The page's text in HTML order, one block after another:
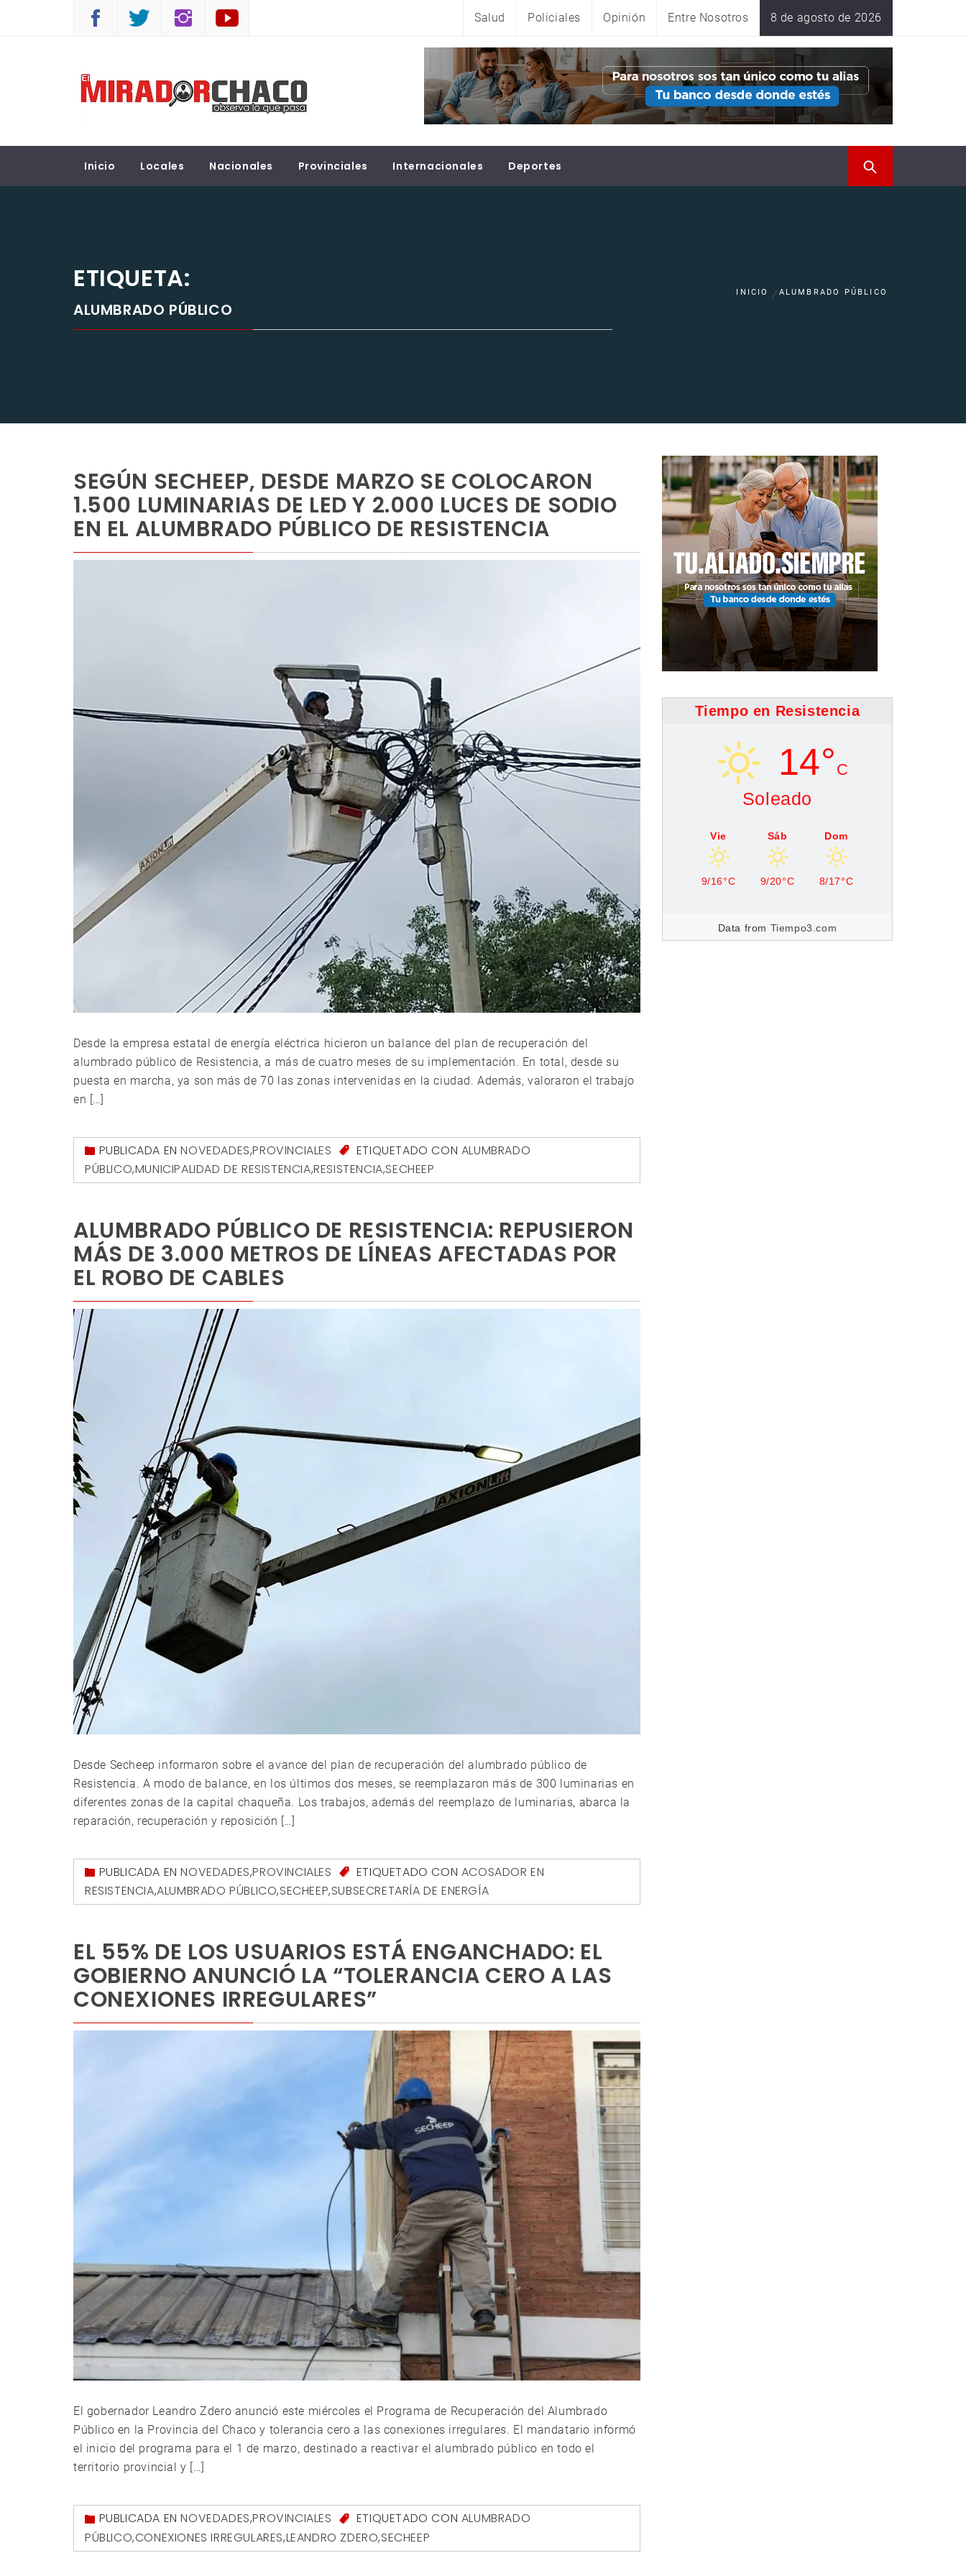
Salud Policiales Opinión Entre Nosotros 8 de agosto de 2026
EL MIRADOR CHACO
Inicio Locales Nacionales Provinciales Internacionales Deportes
ETIQUETA:
ALUMBRADO PÚBLICO
INICIO ALUMBRADO PÚBLICO
SEGÚN SECHEEP, DESDE MARZO SE COLOCARON
1.500 LUMINARIAS DE LED Y 2.000 LUCES DE SODIO
EN EL ALUMBRADO PÚBLICO DE RESISTENCIA
Desde la empresa estatal de energía eléctrica hicieron un balance del plan de recuperación del
alumbrado público de Resistencia, a más de cuatro meses de su implementación. En total, desde su
puesta en marcha, ya son más de 70 las zonas intervenidas en la ciudad. Además, valoraron el trabajo
en […]
PUBLICADA ENNOVEDADES,PROVINCIALES ETIQUETADO CON ALUMBRADO
PÚBLICO,MUNICIPALIDAD DE RESISTENCIA,RESISTENCIA,SECHEEP
ALUMBRADO PÚBLICO DE RESISTENCIA: REPUSIERON
MÁS DE 3.000 METROS DE LÍNEAS AFECTADAS POR
EL ROBO DE CABLES
Desde Secheep informaron sobre el avance del plan de recuperación del alumbrado público de
Resistencia. A modo de balance, en los últimos dos meses, se reemplazaron más de 300 luminarias en
diferentes zonas de la capital chaqueña. Los trabajos, además del reemplazo de luminarias, abarca la
reparación, recuperación y reposición […]
PUBLICADA ENNOVEDADES,PROVINCIALES ETIQUETADO CON ACOSADOR EN
RESISTENCIA,ALUMBRADO PÚBLICO,SECHEEP,SUBSECRETARÍA DE ENERGÍA
EL 55% DE LOS USUARIOS ESTÁ ENGANCHADO: EL
GOBIERNO ANUNCIÓ LA “TOLERANCIA CERO A LAS
CONEXIONES IRREGULARES”
El gobernador Leandro Zdero anunció este miércoles el Programa de Recuperación del Alumbrado
Público en la Provincia del Chaco y tolerancia cero a las conexiones irregulares. El mandatario informó
el inicio del programa para el 1 de marzo, destinado a reactivar el alumbrado público en todo el
territorio provincial y […]
PUBLICADA ENNOVEDADES,PROVINCIALES ETIQUETADO CON ALUMBRADO
PÚBLICO,CONEXIONES IRREGULARES,LEANDRO ZDERO,SECHEEP
Tiempo en Resistencia
14° C
Soleado
Vie
9/16°C
Sáb
9/20°C
Dom
8/17°C
Data from Tiempo3.com